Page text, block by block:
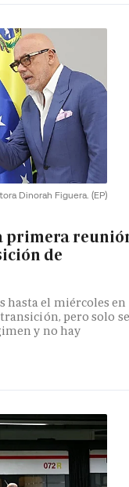
Dinorah Figuera. (EP)
primera
de
hasta el miércoles en
pero solo se
y no hay